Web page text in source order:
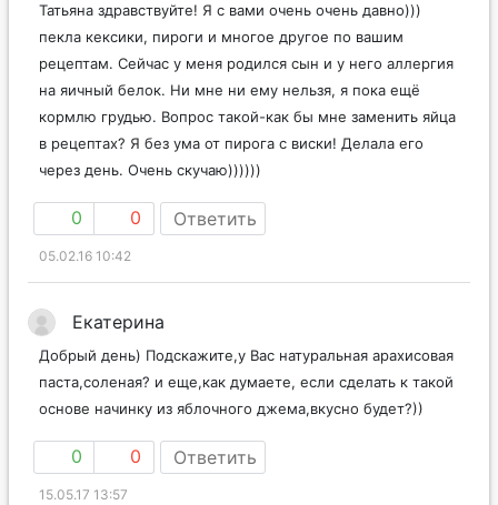
Татьяна здравствуйте! Я с вами очень очень давно)))
пекла кексики, пироги и многое другое по вашим
рецептам. Сейчас у меня родился сын и у него аллергия
на яичный белок. Ни мне ни ему нельзя, я пока ещё
кормлю грудью. Вопрос такой-как бы мне заменить яйца
в рецептах? Я без ума от пирога с виски! Делала его
через день. Очень скучаю))))))
0 0 Ответить
05.02.16 10:42
Екатерина
Добрый день) Подскажите,у Вас натуральная арахисовая
паста,соленая? и еще,как думаете, если сделать к такой
основе начинку из яблочного джема,вкусно будет?))
0 0 Ответить
15.05.17 13:57